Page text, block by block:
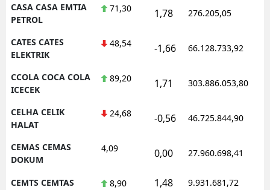
CASA CASA EMTIA
PETROL
71,30 1,78 276.205,05
CATES CATES
ELEKTRIK
48,54 -1,66 66.128.733,92
CCOLA COCA COLA
ICECEK
89,20 1,71 303.886.053,80
CELHA CELIK
HALAT
24,68 -0,56 46.725.844,90
CEMAS CEMAS
DOKUM
4,09 0,00 27.960.698,41
CEMTS CEMTAS 8,90 1,48 9.931.681,72